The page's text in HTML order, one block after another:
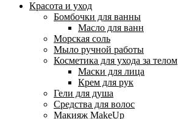
Красота и уход
Бомбочки для ванны
Масло для ванн
Морская соль
Мыло ручной работы
Косметика для ухода за телом
Маски для лица
Крем для рук
Гели для душа
Средства для волос
Макияж MakeUp